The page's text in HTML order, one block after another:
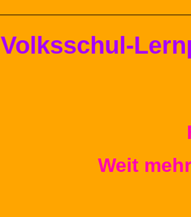
Volksschul-Lern
Weit